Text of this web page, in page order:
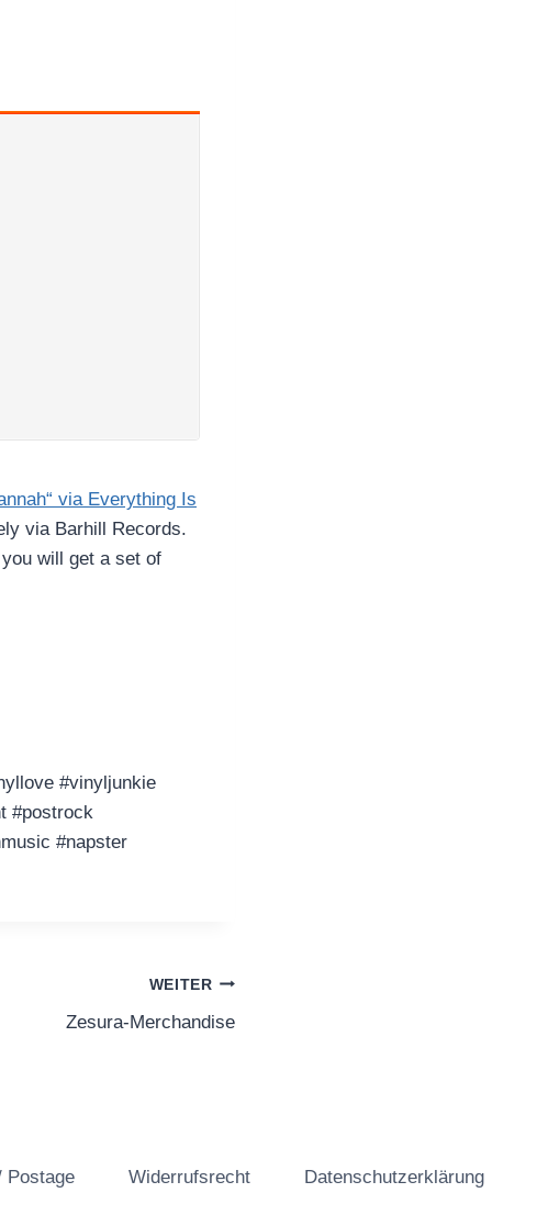
via Everything Is
via Barhill Records.
will get a set of
#vinyljunkie
#postrock
#napster
WEITER
Zesura-Merchandise
Postage Widerrufsrecht Datenschutzerklärung